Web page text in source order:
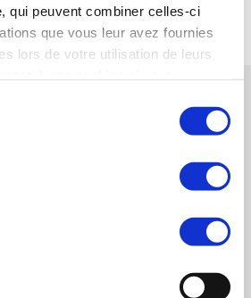
qui peuvent combiner celles-ci
que vous leur avez fournies
lors de votre utilisation de leurs
RETOUR
de l’entreprise
à M. Matthieu PILLIARD